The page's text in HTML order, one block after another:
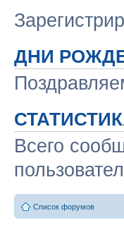
ДНИ
Всего
Список форумов